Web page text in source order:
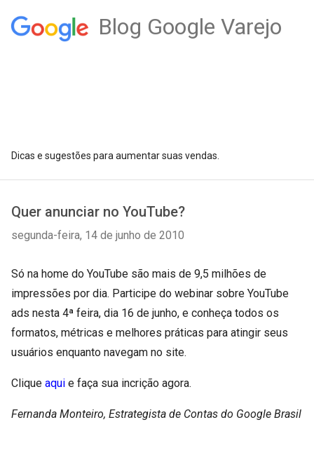
Blog Google Varejo
Dicas e sugestões para aumentar suas vendas.
Quer anunciar no YouTube?
segunda-feira, 14 de junho de 2010
Só na home do YouTube são mais de 9,5 milhões de
impressões por dia. Participe do webinar sobre YouTube
ads nesta 4ª feira, dia 16 de junho, e conheça todos os
formatos, métricas e melhores práticas para atingir seus
usuários enquanto navegam no site.
Clique aqui e faça sua incrição agora.
Fernanda Monteiro, Estrategista de Contas do Google Brasil